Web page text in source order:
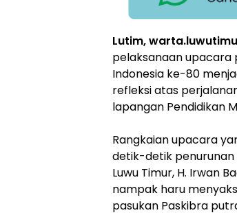
Lutim,
pelaksanaan upacara
Indonesia ke-80
refleksi atas
lapangan Pendidikan
‎Rangkaian upacara
detik-detik penurunan
Luwu Timur, H. Irwan
nampak haru
pasukan Paskibra